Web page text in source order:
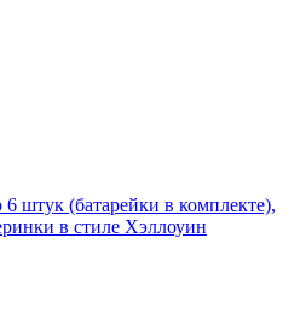
штук (батарейки в комплекте),
в стиле Хэллоуин